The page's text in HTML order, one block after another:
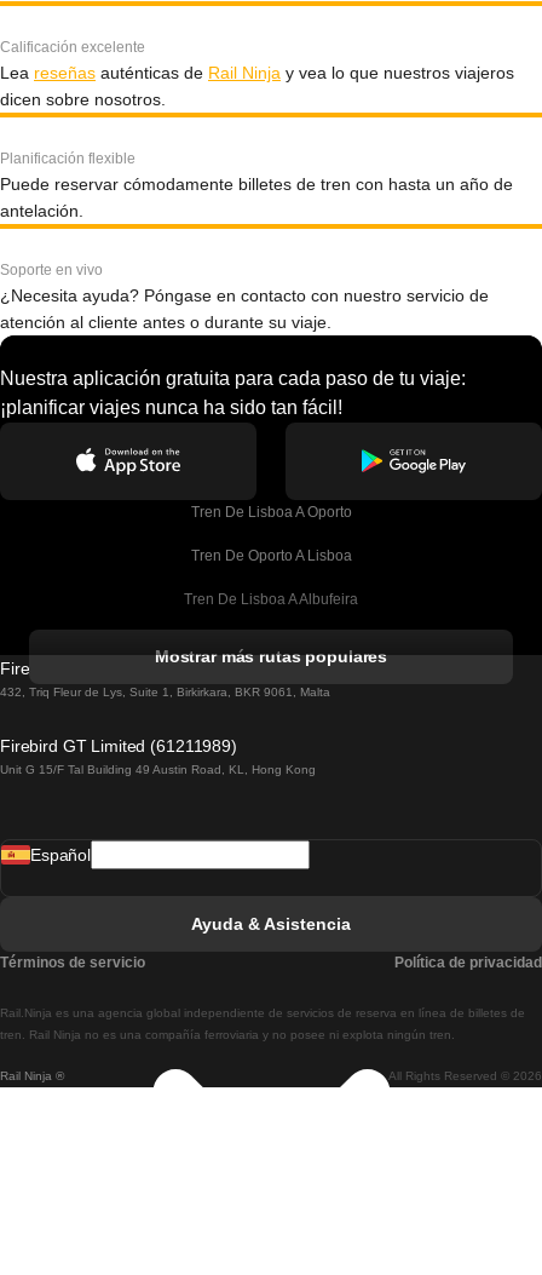
Calificación excelente
Lea reseñas auténticas de Rail Ninja y vea lo que nuestros viajeros
dicen sobre nosotros.
Planificación flexible
Puede reservar cómodamente billetes de tren con hasta un año de
antelación.
Soporte en vivo
¿Necesita ayuda? Póngase en contacto con nuestro servicio de
atención al cliente antes o durante su viaje.
Nuestra aplicación gratuita para cada paso de tu viaje:
¡planificar viajes nunca ha sido tan fácil!
Tren De Lisboa A Oporto
Tren De Oporto A Lisboa
Tren De Lisboa A Albufeira
Tren De Lisboa A Lagos
Tren De Lisboa A Madrid
Tren De Lisboa A Braga
Tren De Braga A Lisboa
Mostrar más rutas populares
Firebird GT Limited (OC 1451)
432, Triq Fleur de Lys, Suite 1, Birkirkara, BKR 9061, Malta
Firebird GT Limited (61211989)
Unit G 15/F Tal Building 49 Austin Road, KL, Hong Kong
Rail Ninja ® All Rights Reserved © 2026
Rail.Ninja es una agencia global independiente de servicios de reserva en línea de billetes de
tren. Rail Ninja no es una compañía ferroviaria y no posee ni explota ningún tren.
Español
Ayuda & Asistencia
Términos de servicio Política de privacidad